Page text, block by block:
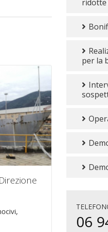
CDP
ridotte
per la
06